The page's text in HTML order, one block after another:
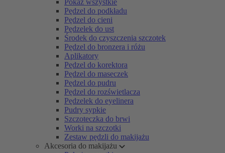
Pokaż wszystkie
Pędzel do podkładu
Pędzel do cieni
Pędzelek do ust
Środek do czyszczenia szczotek
Pędzel do bronzera i różu
Aplikatory
Pędzel do korektora
Pędzel do maseczek
Pędzel do pudru
Pędzel do rozświetlacza
Pędzelek do eyelinera
Pudry sypkie
Szczoteczka do brwi
Worki na szczotki
Zestaw pędzli do makijażu
Akcesoria do makijażu